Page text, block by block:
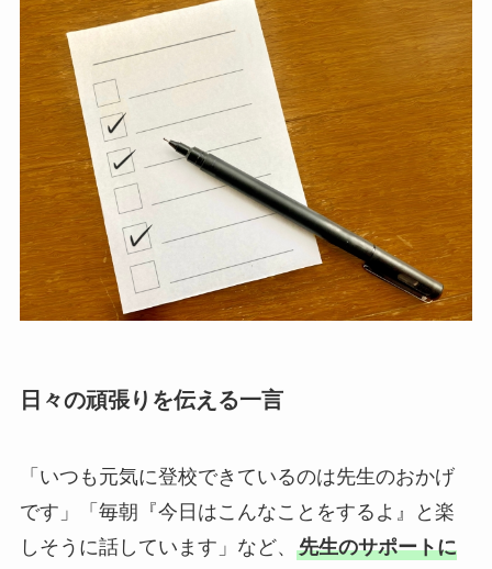
日々の頑張りを伝える一言
「いつも元気に登校できているのは先生のおかげ
です」「毎朝『今日はこんなことをするよ』と楽
しそうに話しています」など、 先生のサポートに